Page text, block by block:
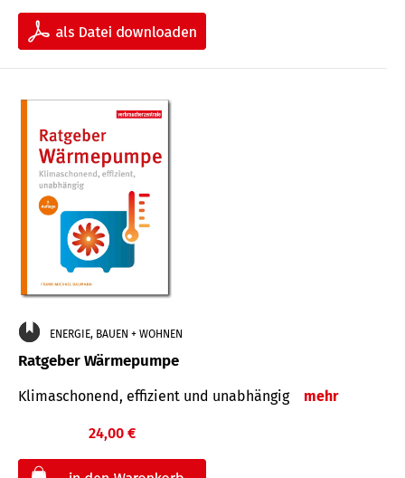
ENERGIE, BAUEN + WOHNEN
Ratgeber Wärmepumpe
Klimaschonend, effizient und unabhängig mehr
24,00 €